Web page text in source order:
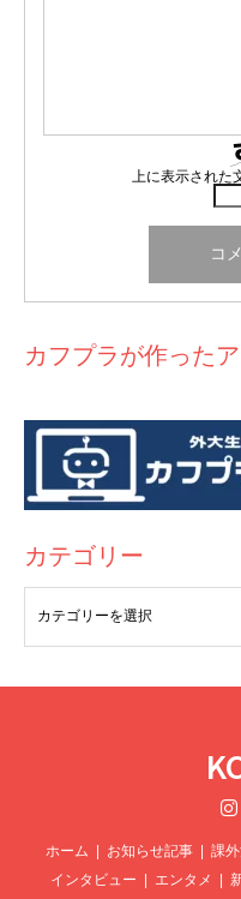
上に表示された
カフプラが作ったア
カテゴリー
ホーム お知らせ記事 課
インタビュー
エンタメ